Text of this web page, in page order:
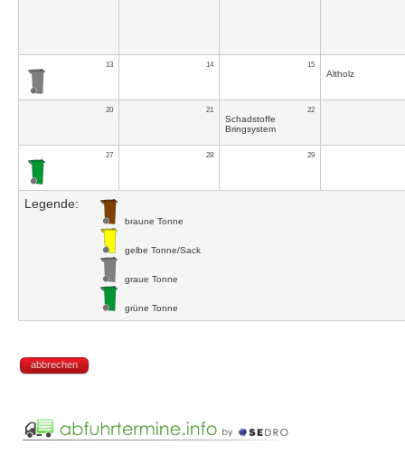
13 14 15
Altholz
20 21 22
Schadstoffe
Bringsystem
27 28 29
Legende:
braune Tonne
gelbe Tonne/Sack
graue Tonne
grüne Tonne
abbrechen